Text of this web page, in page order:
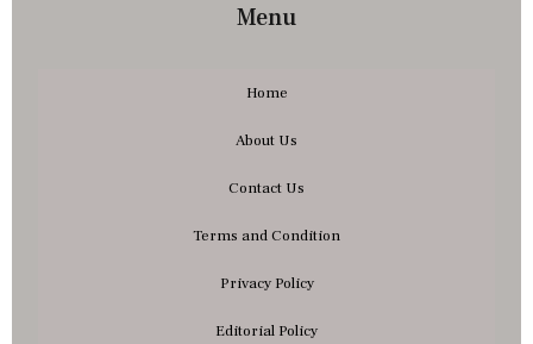
Menu
Home
About Us
Contact Us
Terms and Condition
Privacy Policy
Editorial Policy